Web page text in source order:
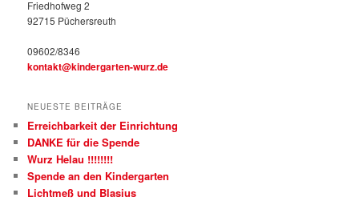
Friedhofweg 2
92715 Püchersreuth
09602/8346
kontakt@kindergarten-wurz.de
NEUESTE BEITRÄGE
Erreichbarkeit der Einrichtung
DANKE für die Spende
Wurz Helau !!!!!!!!
Spende an den Kindergarten
Lichtmeß und Blasius